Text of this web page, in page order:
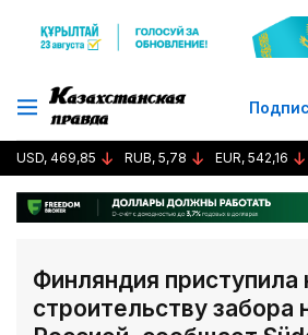
USD, 469,85 RUB, 5,78 EUR, 542,16
Финляндия приступила
строительству забора